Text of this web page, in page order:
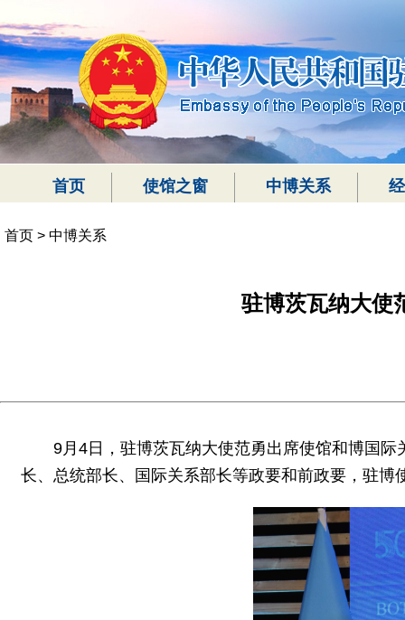
首页 使馆之窗 中博关系
首页 > 中博关系
驻博茨瓦纳大使
9月4日，驻博茨瓦纳大使范勇出席使馆和博国
长、总统部长、国际关系部长等政要和前政要，驻博